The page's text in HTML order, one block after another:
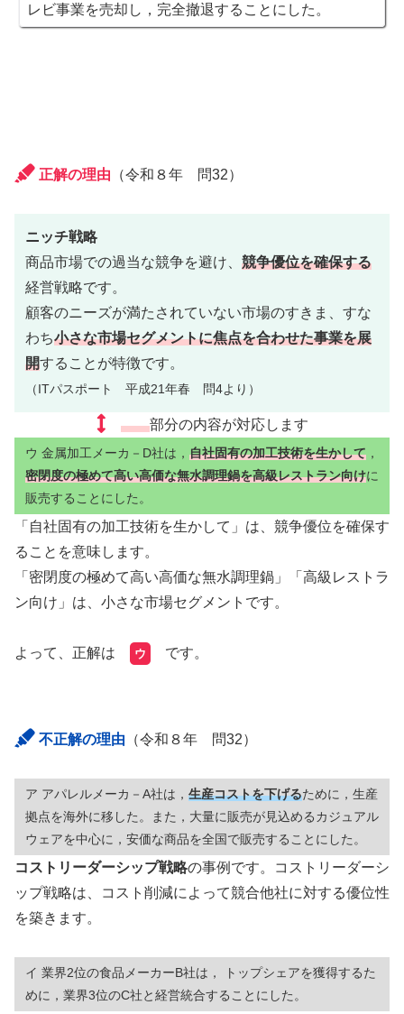
レビ事業を売却し，完全撤退することにした。
正解の理由 （令和８年 問32）
ニッチ戦略
商品市場での過当な競争を避け、 競争優位を確保する
経営戦略です。
顧客のニーズが満たされていない市場のすきま、すな
わち小さな市場セグメントに焦点を合わせた事業を展
開することが特徴です。
（ITパスポート 平成21年春 問4より）
部分の内容が対応します
ウ 金属加工メーカ－D社は， 自社固有の加工技術を生かして ，
密閉度の極めて高い高価な無水調理鍋を高級レストラン向けに
販売することにした。
「自社固有の加工技術を生かして」は、競争優位を確保す
ることを意味します。
「密閉度の極めて高い高価な無水調理鍋」「高級レストラ
ン向け」は、小さな市場セグメントです。
よって、正解は ウ です。
不正解の理由 （令和８年 問32）
ア アパレルメーカ－A社は， 生産コストを下げるために，生産
拠点を海外に移した。また，大量に販売が見込めるカジュアル
ウェアを中心に，安価な商品を全国で販売することにした。
コストリーダーシップ戦略の事例です。コストリーダーシ
ップ戦略は、コスト削減によって競合他社に対する優位性
を築きます。
イ 業界2位の食品メーカーB社は， トップシェアを獲得するた
めに，業界3位のC社と経営統合することにした。